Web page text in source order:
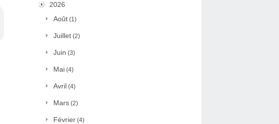
2026
Août (1)
Juillet (2)
Juin (3)
Mai (4)
Avril (4)
Mars (2)
Février (4)